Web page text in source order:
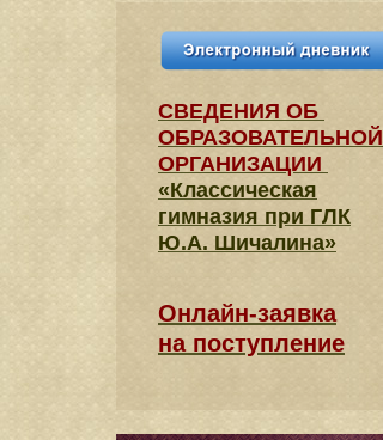
СВЕДЕНИЯ​ ОБ
ОБРАЗОВАТЕЛЬНОЙ
ОРГАНИЗАЦИИ
«Классическая
гимназия при ГЛК
Ю.А. Шичалина»
Онлайн-заявка
на поступление